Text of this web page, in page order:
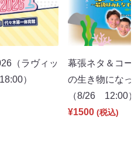
（ラヴィッ
）
幕張ネタ＆コー
の生き物になっ
（8/26 12:00）
¥1500 (税込)